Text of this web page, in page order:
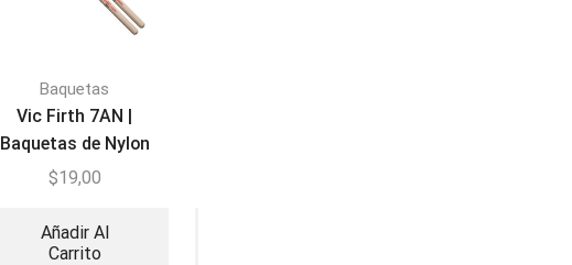
Baquetas
Vic Firth 7AN |
Baquetas de Nylon
$19,00
Añadir Al
Carrito